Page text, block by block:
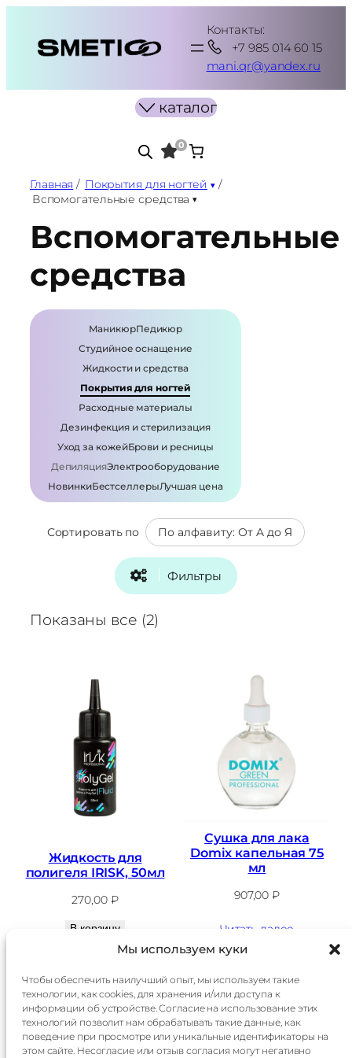
Мы используем куки
Чтобы обеспечить наилучший опыт, мы используем такие
технологии, как cookies, для хранения и/или доступа к
информации об устройстве. Согласие на использование этих
технологий позволит нам обрабатывать такие данные, как
поведение при просмотре или уникальные идентификаторы на
этом сайте. Несогласие или отзыв согласия могут негативно
содержимому
Контакты:
+7 985 014 60 15
mani.qr@yandex.ru
каталог
0
Главная / Покрытия для ногтей
/
Вспомогательные средства
Вспомогательные
средства
МаникюрПедикюр
Студийное оснащение
Жидкости и средства
Покрытия для ногтей
Расходные материалы
Дезинфекция и стерилизация
Уход за кожейБрови и ресницы
ДепиляцияЭлектрооборудование
НовинкиБестселлерыЛучшая цена
Сортировать по
Фильтры
Показаны все (2)
Жидкость для
полигеля IRISK, 50мл
270,00 ₽
В корзину
Сушка для лака
Domix капельная 75
мл
907,00₽
Читать далее
Главная
Каталог
О
компании
Доставка
Оплата
Контакты